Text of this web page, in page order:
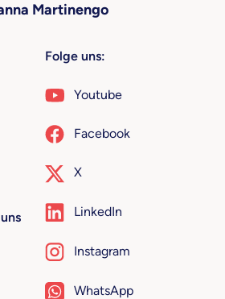
Martinengo
Folge uns:
Youtube
Facebook
X
LinkedIn
Instagram
WhatsApp